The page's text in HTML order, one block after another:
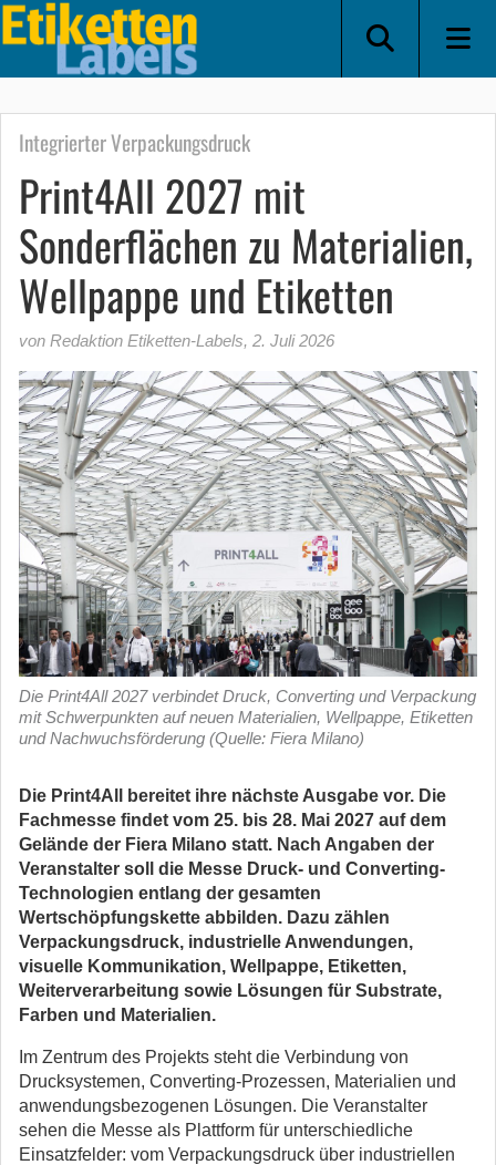
Integrierter Verpackungsdruck
Print4All 2027 mit
Sonderflächen zu Materialien,
Wellpappe und Etiketten
von Redaktion Etiketten-Labels, 2. Juli 2026
Die Print4All 2027 verbindet Druck, Converting und Verpackung
mit Schwerpunkten auf neuen Materialien, Wellpappe, Etiketten
und Nachwuchsförderung (Quelle: Fiera Milano)
Die Print4All bereitet ihre nächste Ausgabe vor. Die
Fachmesse findet vom 25. bis 28. Mai 2027 auf dem
Gelände der Fiera Milano statt. Nach Angaben der
Veranstalter soll die Messe Druck- und Converting-
Technologien entlang der gesamten
Wertschöpfungskette abbilden. Dazu zählen
Verpackungsdruck, industrielle Anwendungen,
visuelle Kommunikation, Wellpappe, Etiketten,
Weiterverarbeitung sowie Lösungen für Substrate,
Farben und Materialien.
Im Zentrum des Projekts steht die Verbindung von
Drucksystemen, Converting-Prozessen, Materialien und
anwendungsbezogenen Lösungen. Die Veranstalter
sehen die Messe als Plattform für unterschiedliche
Einsatzfelder: vom Verpackungsdruck über industriellen